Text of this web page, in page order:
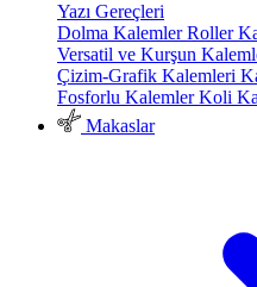
Yazı Gereçleri
Dolma KalemlerRoller
Versatil ve Kurşun
Çizim-Grafik Kalemleri
Fosforlu KalemlerKoli
Makaslar